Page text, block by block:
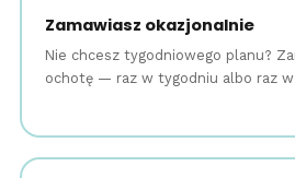
Zamawiasz okazjonalnie
Nie chcesz tygodniowego planu?
ochotę — raz w tygodniu albo raz w